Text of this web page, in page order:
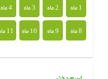
1 ماه 2 ماه 3 ماه 4 ماه
8 ماه
9 ماه 10 ماه 11 ماه